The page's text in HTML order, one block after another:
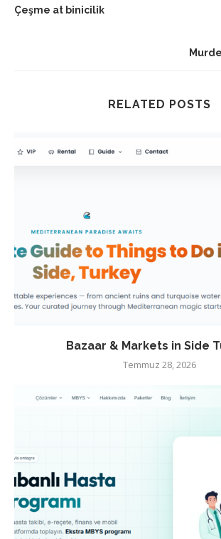
Çeşme at binicilik
RELATED POSTS
Bazaar & Markets in Side
Temmuz 28, 2026